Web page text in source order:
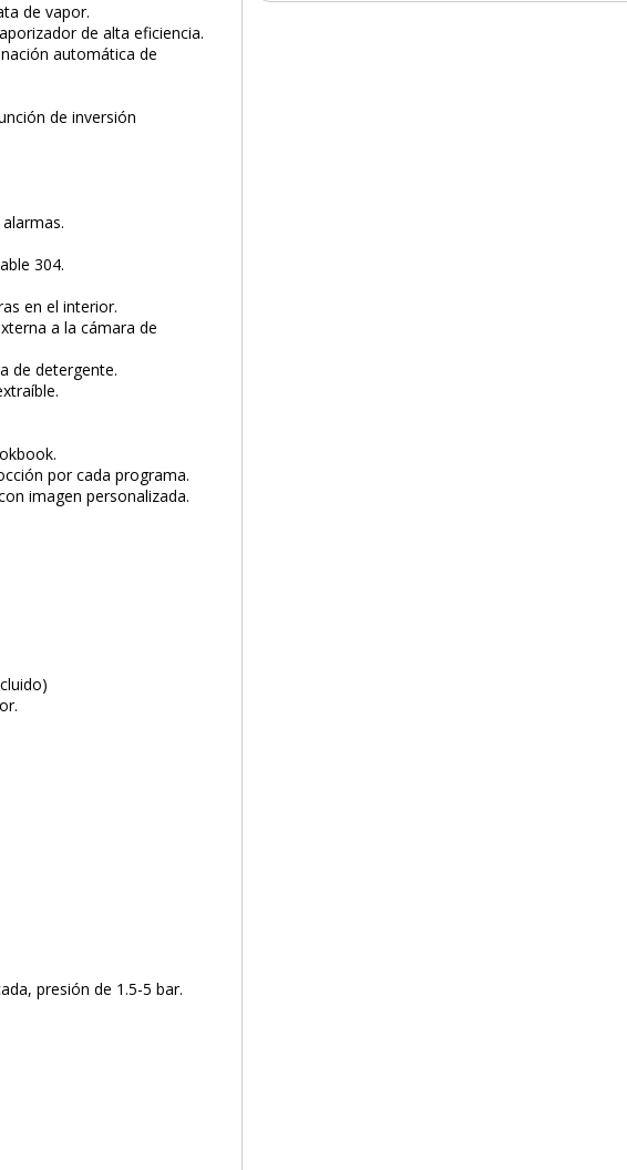
de vapor.
de alta eficiencia.
automática de
de inversión
304.
en el interior.
a la cámara de
de detergente.
por cada programa.
imagen personalizada.
presión de 1.5-5 bar.